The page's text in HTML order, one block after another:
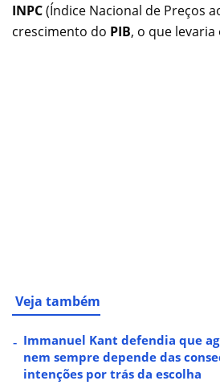
INPC(Índice Nacional de Preços
crescimento do PIB, o que levaria
Veja também
Immanuel Kant defendia que
nem sempre depende das
intenções por trás da escolha